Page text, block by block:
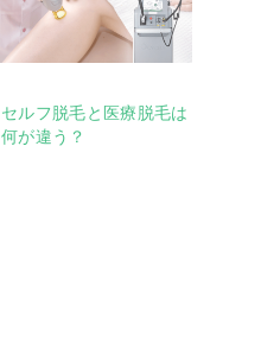
セルフ脱毛と医療脱毛は
何が違う？